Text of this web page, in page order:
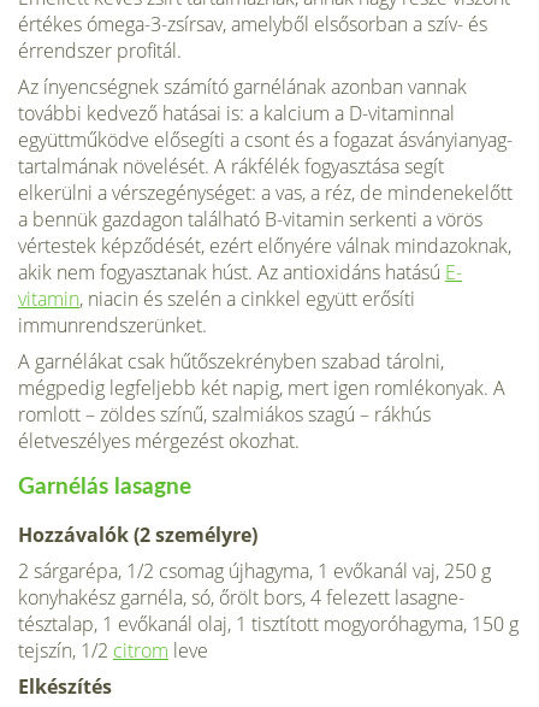
értékes ómega-3-zsírsav, amelyből elsősorban a szív- és
érrendszer profitál.
Az ínyencségnek számító garnélának azonban vannak
további kedvező hatásai is: a kalcium a D-vitaminnal
együttműködve elősegíti a csont és a fogazat ásványianyag-
tartalmának növelését. A rák­félék fogyasztása segít
elkerülni a vérszegénységet: a vas, a réz, de mindenekelőtt
a bennük gazdagon található B-­vitamin serkenti a vörös
vértestek képződését, ezért elő­nyére válnak mindazoknak,
akik nem fogyasztanak húst. Az antioxidáns hatású E-
vitamin, niacin és szelén a cink­kel együtt erősíti
immunrendszerünket.
A garnélákat csak hűtőszekrényben szabad tárolni,
mégpedig legfeljebb két napig, mert igen romlékonyak. A
romlott – zöldes színű, szalmiákos szagú – rákhús
életveszélyes mérgezést okozhat.
Garnélás lasagne
Hozzávalók (2 személyre)
2 sárgarépa, 1/2 csomag újhagyma, 1 evő­kanál vaj, 250 g
konyhakész garnéla, só, őrölt bors, 4 felezett lasagne-
tésztalap, 1 evőkanál olaj, 1 tisztított mogyoróhagy­ma, 150 g
tejszín, 1/2 citrom leve
Elkészítés